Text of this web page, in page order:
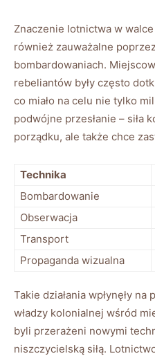
Znaczenie lotnictwa w
również zauważalne
bombardowaniach.
rebeliantów były często
co miało na celu nie tylko
podwójne przesłanie – siła
porządku, ale także chce
Technika
Bombardowanie
Obserwacja
Transport
Propaganda wizualna
Takie działania wpłynęły
władzy kolonialnej wśród
byli przerażeni nowymi
niszczycielską siłą.